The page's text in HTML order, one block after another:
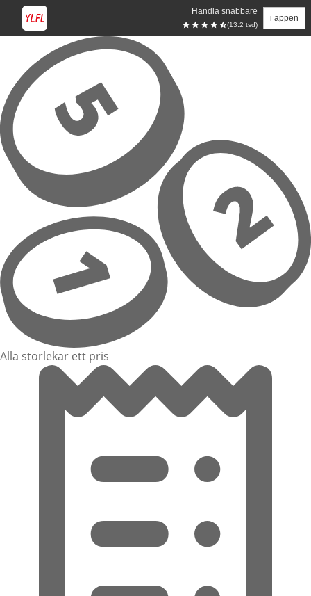
Handla snabbare
(13.2 tsd)
i appen
Hoppa till huvudinnehåll
Alla storlekar ett pris